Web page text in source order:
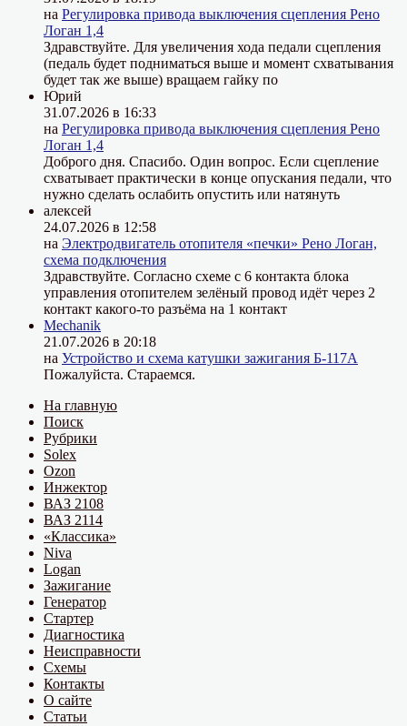
на Регулировка привода выключения сцепления Рено
Логан 1,4
Здравствуйте. Для увеличения хода педали сцепления
(педаль будет подниматься выше и момент схватывания
будет так же выше) вращаем гайку по
Юрий
31.07.2026 в 16:33
на Регулировка привода выключения сцепления Рено
Логан 1,4
Доброго дня. Спасибо. Один вопрос. Если сцепление
схватывает практически в конце опускания педали, что
нужно сделать ослабить опустить или натянуть
алексей
24.07.2026 в 12:58
на Электродвигатель отопителя «печки» Рено Логан,
схема подключения
Здравствуйте. Согласно схеме с 6 контакта блока
управления отопителем зелёный провод идёт через 2
контакт какого-то разъёма на 1 контакт
Mechanik
21.07.2026 в 20:18
на Устройство и схема катушки зажигания Б-117А
Пожалуйста. Стараемся.
На главную
Поиск
Рубрики
Solex
Ozon
Инжектор
ВАЗ 2108
ВАЗ 2114
«Классика»
Niva
Logan
Зажигание
Генератор
Стартер
Диагностика
Неисправности
Схемы
Контакты
О сайте
Статьи